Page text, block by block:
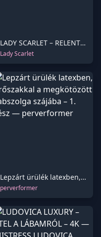
LADY SCARLET – RELENTLESS RELEASE hd
Lady Scarlet
Lepzárt ürülék latexben, erőszakkal a megkötözött rabszolga szájába – 1. rész
perverformer